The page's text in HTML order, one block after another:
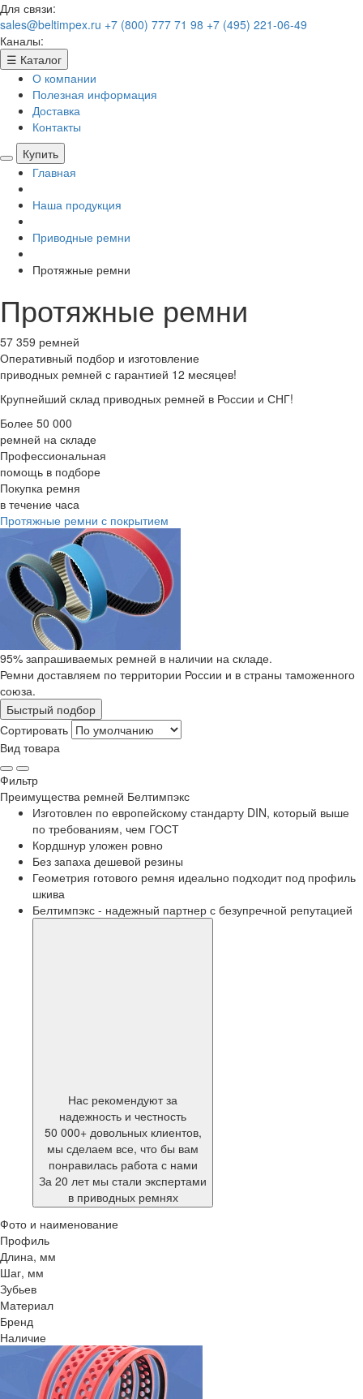
Для связи:
sales@beltimpex.ru +7 (800) 777 71 98 +7 (495) 221-06-49
Каналы:
☰ Каталог
О компании
Полезная информация
Доставка
Контакты
Купить
Главная
Наша продукция
Приводные ремни
Протяжные ремни
Протяжные ремни
57 359 ремней
Оперативный подбор и изготовление
приводных ремней с гарантией 12 месяцев!
Крупнейший склад приводных ремней в России и СНГ!
Более 50 000
ремней на складе
Профессиональная
помощь в подборе
Покупка ремня
в течение часа
Протяжные ремни с покрытием
95% запрашиваемых ремней в наличии на складе.
Ремни доставляем по территории России и в страны таможенного
союза.
Быстрый подбор
Сортировать
Вид товара
Фильтр
Преимущества ремней Белтимпэкс
Изготовлен по европейскому стандарту DIN, который выше
по требованиям, чем ГОСТ
Кордшнур уложен ровно
Без запаха дешевой резины
Геометрия готового ремня идеально подходит под профиль
шкива
Белтимпэкс - надежный партнер с безупречной репутацией
Нас рекомендуют за
надежность и честность
50 000+ довольных клиентов,
мы сделаем все, что бы вам
понравилась работа с нами
За 20 лет мы стали экспертами
в приводных ремнях
Фото и наименование
Профиль
Длина, мм
Шаг, мм
Зубьев
Материал
Бренд
Наличие